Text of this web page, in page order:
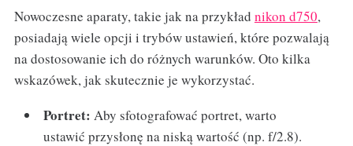
Nowoczesne aparaty, takie jak na przykład nikon d750,
posiadają wiele opcji i trybów ustawień, które pozwalają
na dostosowanie ich do różnych warunków. Oto kilka
wskazówek, jak skutecznie je wykorzystać.
Portret: Aby sfotografować portret, warto
ustawić przysłonę na niską wartość (np. f/2.8).